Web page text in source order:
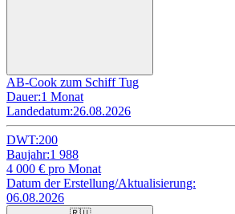
AB-Cook zum Schiff Tug
Dauer:1 Monat
Landedatum:26.08.2026
DWT:200
Baujahr:1 988
4 000 € pro Monat
Datum der Erstellung/Aktualisierung:
06.08.2026